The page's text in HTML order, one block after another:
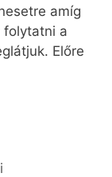
amíg
folytatni a
Előre